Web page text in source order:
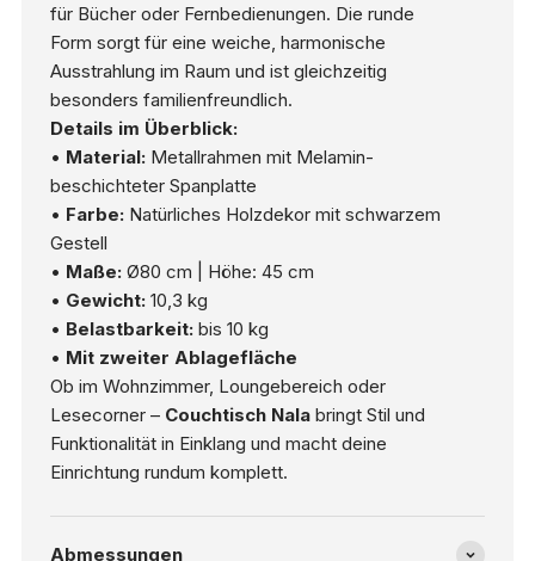
für Bücher oder Fernbedienungen. Die runde
Form sorgt für eine weiche, harmonische
Ausstrahlung im Raum und ist gleichzeitig
besonders familienfreundlich.
Details im Überblick:
• Material:Metallrahmen mit Melamin-
beschichteter Spanplatte
• Farbe:Natürliches Holzdekor mit schwarzem
Gestell
• Maße:Ø80 cm | Höhe: 45 cm
• Gewicht:10,3 kg
• Belastbarkeit:bis 10 kg
• Mit zweiter Ablagefläche
Ob im Wohnzimmer, Loungebereich oder
Lesecorner – Couchtisch Nalabringt Stil und
Funktionalität in Einklang und macht deine
Einrichtung rundum komplett.
Abmessungen